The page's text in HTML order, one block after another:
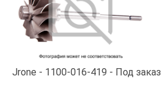
Jrone 1100-016-419 Под заказ